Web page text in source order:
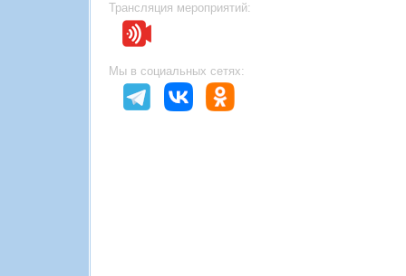
Трансляция мероприятий:
Мы в социальных сетях: